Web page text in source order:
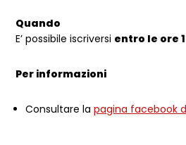
Quando
E’ possibile iscriversi entro le ore
Per informazioni
Consultare lapagina facebook